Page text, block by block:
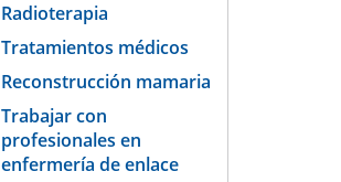
Radioterapia
Tratamientos médicos
Reconstrucción mamaria
Trabajar con
profesionales en
enfermería de enlace